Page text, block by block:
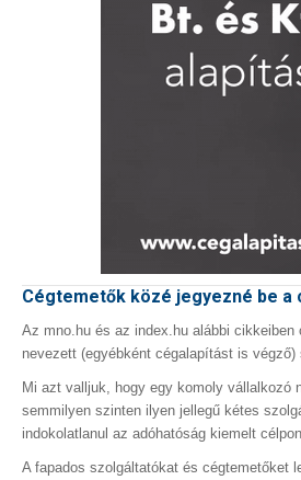
Cégtemetők közé jegyezné be a
Az mno.hu és az index.hu alábbi cikkeiben
nevezett (egyébként cégalapítást is végző)
Mi azt valljuk, hogy egy komoly vállalkozó
semmilyen szinten ilyen jellegű kétes
indokolatlanul az adóhatóság kiemelt
A fapados szolgáltatókat és cégtemetőket